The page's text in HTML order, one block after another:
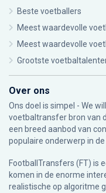
Beste voetballers
Meest waardevolle
Meest waardevolle
Grootste
Over ons
Ons doel is simpel - We
voetbaltransfer bron van
een breed aanbod van
populaire onderwerp in
FootballTransfers (FT) is
komen in de enorme
realistische op algoritme